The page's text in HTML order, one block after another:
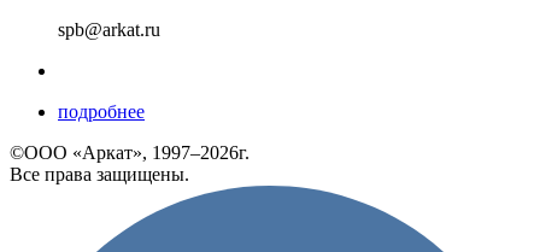
spb@arkat.ru
подробнее
©ООО «Аркат», 1997–2026г.
Все права защищены.